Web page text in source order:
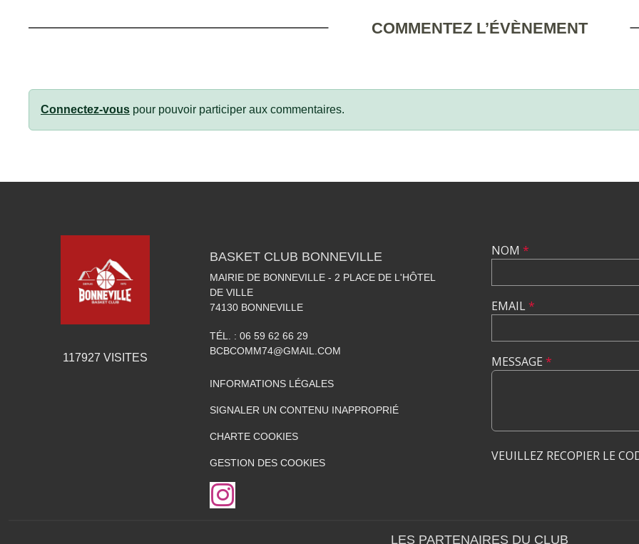
COMMENTEZ L’ÉVÈNEMENT
Connectez-vous pour pouvoir participer aux commentaires.
117927 VISITES
BASKET CLUB BONNEVILLE
MAIRIE DE BONNEVILLE - 2 PLACE DE L'HÔTEL
DE VILLE
74130 BONNEVILLE
TÉL. : 06 59 62 66 29
BCBCOMM74@GMAIL.COM
INFORMATIONS LÉGALES
SIGNALER UN CONTENU INAPPROPRIÉ
CHARTE COOKIES
GESTION DES COOKIES
NOM *
EMAIL*
MESSAGE *
VEUILLEZ RECOPIER LE
LES PARTENAIRES DU CLUB